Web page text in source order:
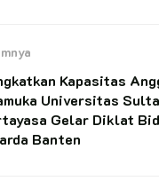
Kapasitas
Universitas
Gelar Diklat
Banten